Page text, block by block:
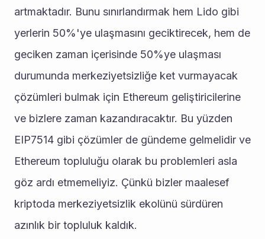
artmaktadır. Bunu sınırlandırmak hem Lido gibi
yerlerin 50%'ye ulaşmasını geciktirecek, hem de
geciken zaman içerisinde 50%ye ulaşması
durumunda merkeziyetsizliğe ket vurmayacak
çözümleri bulmak için Ethereum geliştiricilerine
ve bizlere zaman kazandıracaktır. Bu yüzden
EIP7514 gibi çözümler de gündeme gelmelidir ve
Ethereum topluluğu olarak bu problemleri asla
göz ardı etmemeliyiz. Çünkü bizler maalesef
kriptoda merkeziyetsizlik ekolünü sürdüren
azınlık bir topluluk kaldık.